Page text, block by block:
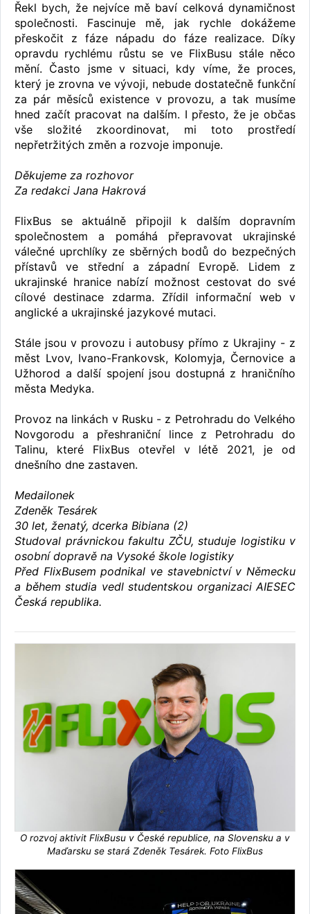
Řekl bych, že nejvíce mě baví celková dynamičnost
společnosti. Fascinuje mě, jak rychle dokážeme
přeskočit z fáze nápadu do fáze realizace. Díky
opravdu rychlému růstu se ve FlixBusu stále něco
mění. Často jsme v situaci, kdy víme, že proces,
který je zrovna ve vývoji, nebude dostatečně funkční
za pár měsíců existence v provozu, a tak musíme
hned začít pracovat na dalším. I přesto, že je občas
vše složité zkoordinovat, mi toto prostředí
nepřetržitých změn a rozvoje imponuje.
Děkujeme za rozhovor
Za redakci Jana Hakrová
FlixBus se aktuálně připojil k dalším dopravním
společnostem a pomáhá přepravovat ukrajinské
válečné uprchlíky ze sběrných bodů do bezpečných
přístavů ve střední a západní Evropě. Lidem z
ukrajinské hranice nabízí možnost cestovat do své
cílové destinace zdarma. Zřídil informační web v
anglické a ukrajinské jazykové mutaci.
Stále jsou v provozu i autobusy přímo z Ukrajiny - z
měst Lvov, Ivano-Frankovsk, Kolomyja, Černovice a
Užhorod a další spojení jsou dostupná z hraničního
města Medyka.
Provoz na linkách v Rusku - z Petrohradu do Velkého
Novgorodu a přeshraniční lince z Petrohradu do
Talinu, které FlixBus otevřel v létě 2021, je od
dnešního dne zastaven.
Medailonek
Zdeněk Tesárek
30 let, ženatý, dcerka Bibiana (2)
Studoval právnickou fakultu ZČU, studuje logistiku v
osobní dopravě na Vysoké škole logistiky
Před FlixBusem podnikal ve stavebnictví v Německu
a během studia vedl studentskou organizaci AIESEC
Česká republika.
O rozvoj aktivit FlixBusu v České republice, na Slovensku a v
Maďarsku se stará Zdeněk Tesárek. Foto FlixBus